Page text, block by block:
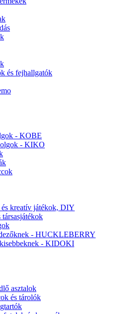
és fejhallgatók
- KOBE
- KIKO
és kreatív játékok, DIY
- HUCKLEBERRY
- KIDOKI
asztalok
és tárolók